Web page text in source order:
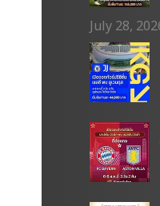
July 28,